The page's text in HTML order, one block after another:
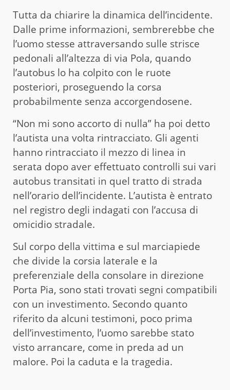
Tutta da chiarire la dinamica dell’incidente.
Dalle prime informazioni, sembrerebbe che
l’uomo stesse attraversando sulle strisce
pedonali all’altezza di via Pola, quando
l’autobus lo ha colpito con le ruote
posteriori, proseguendo la corsa
probabilmente senza accorgendosene.
“Non mi sono accorto di nulla” ha poi detto
l’autista una volta rintracciato. Gli agenti
hanno rintracciato il mezzo di linea in
serata dopo aver effettuato controlli sui vari
autobus transitati in quel tratto di strada
nell’orario dell’incidente. L’autista è entrato
nel registro degli indagati con l’accusa di
omicidio stradale.
Sul corpo della vittima e sul marciapiede
che divide la corsia laterale e la
preferenziale della consolare in direzione
Porta Pia, sono stati trovati segni compatibili
con un investimento. Secondo quanto
riferito da alcuni testimoni, poco prima
dell’investimento, l’uomo sarebbe stato
visto arrancare, come in preda ad un
malore. Poi la caduta e la tragedia.